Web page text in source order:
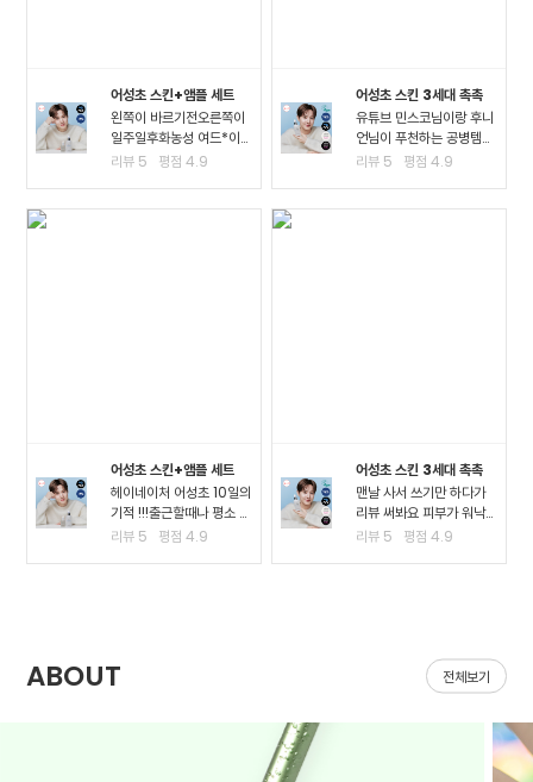
어성초 스킨+앰플 세트
왼쪽이 바르기전오른쪽이
일주일후화농성 여드*이
진짜 많이 진정되고 여드*
리뷰 5 평점4.9
어성초 스킨 3세대 촉촉
유튜브 민스코님이랑 후니
언님이 푸천하는 공병템이
라서 큰 맘먹고 샀는데요!!
리뷰 5 평점4.9
어성초 스킨+앰플 세트
헤이네이처 어성초 10일의
기적 !!!출근할때나 평소 밖
에서 다닐때도 계속 마스
리뷰 5 평점4.9
어성초 스킨 3세대 촉촉
맨날 사서 쓰기만 하다가
리뷰 써봐요 피부가 워낙
여드*성 피부고 툭하면 이
리뷰 5 평점4.9
ABOUT 전체보기